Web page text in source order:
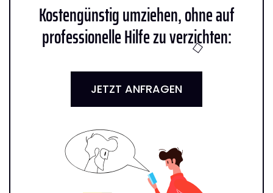
Kostengünstig umziehen, ohne auf
professionelle Hilfe zu verzichten:
JETZT ANFRAGEN